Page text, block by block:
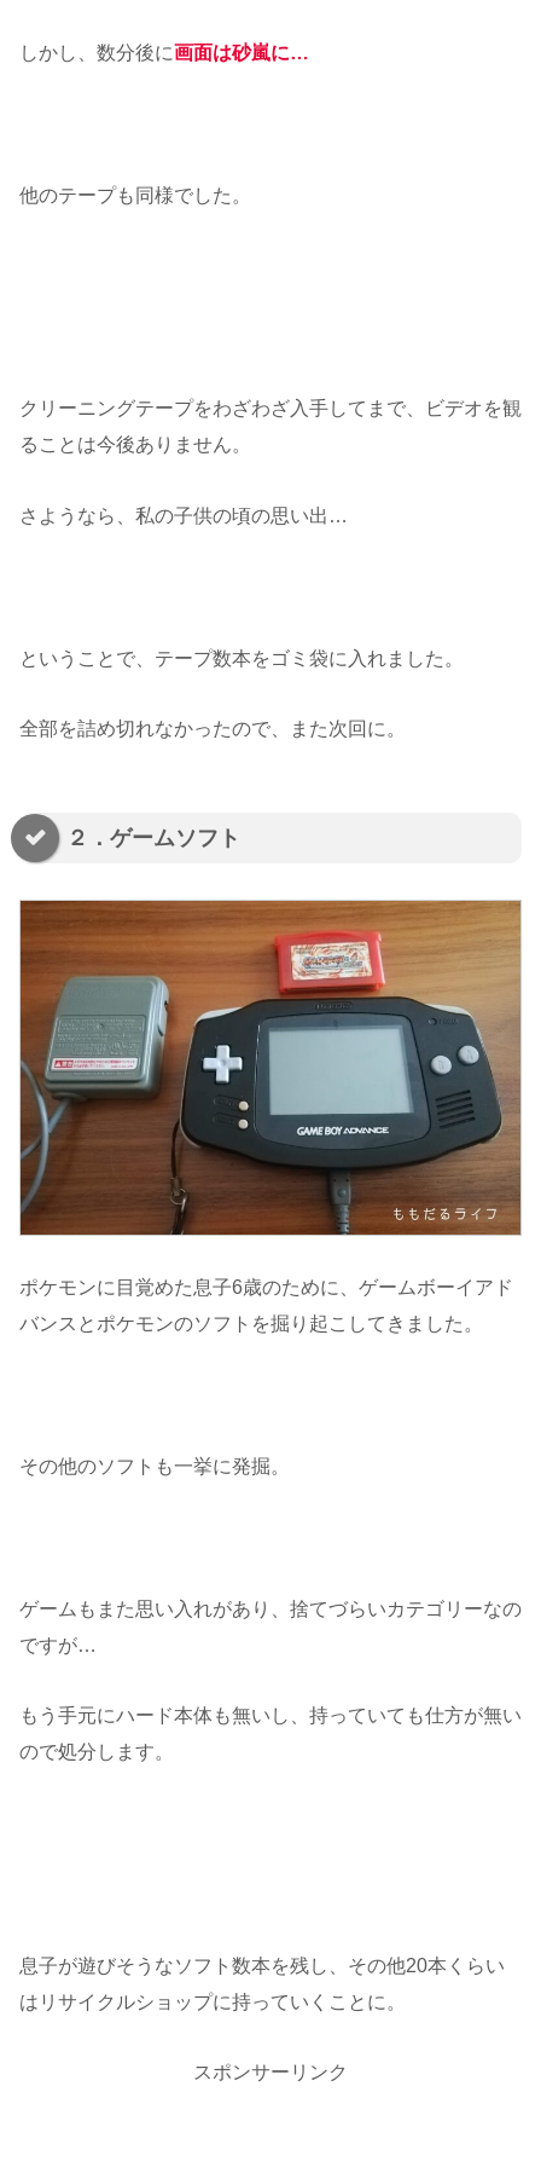
しかし、数分後に画面は砂嵐に…
他のテープも同様でした。
クリーニングテープをわざわざ入手してまで、ビデオを観
ることは今後ありません。
さようなら、私の子供の頃の思い出…
ということで、テープ数本をゴミ袋に入れました。
全部を詰め切れなかったので、また次回に。
２．ゲームソフト
ポケモンに目覚めた息子6歳のために、ゲームボーイアド
バンスとポケモンのソフトを掘り起こしてきました。
その他のソフトも一挙に発掘。
ゲームもまた思い入れがあり、捨てづらいカテゴリーなの
ですが…
もう手元にハード本体も無いし、持っていても仕方が無い
ので処分します。
息子が遊びそうなソフト数本を残し、その他20本くらい
はリサイクルショップに持っていくことに。
スポンサーリンク